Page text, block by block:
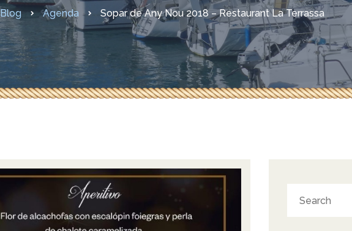
Blog Agenda Sopar de Any Nou 2018 – Restaurant La Terrassa